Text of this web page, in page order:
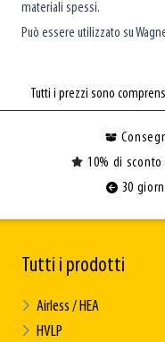
materiali spessi.
Può essere utilizzato su
Tutti i prezzi sono
10% di
30
Tutti i prodotti
Airless / HEA
HVLP